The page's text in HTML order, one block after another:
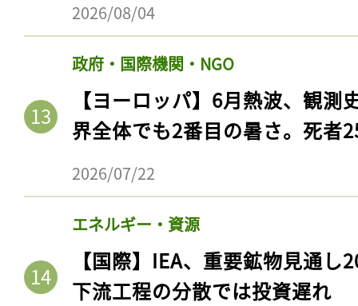
2026/08/04
政府・国際機関・NGO
【ヨーロッパ】6月熱波、観
界全体でも2番目の暑さ。死者
2026/07/22
エネルギー・資源
【国際】IEA、重要鉱物見通
下流工程の分散では投資遅れ